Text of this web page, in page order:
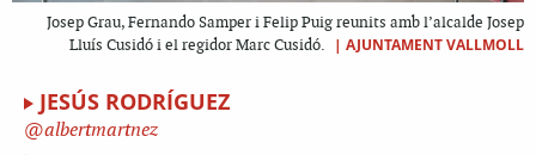
Josep Grau, Fernando Samper i Felip Puig reunits amb l’alcalde Josep
Lluís Cusidó i el regidor Marc Cusidó.
| AJUNTAMENT VALLMOLL
JESÚS RODRÍGUEZ
albertmartnez